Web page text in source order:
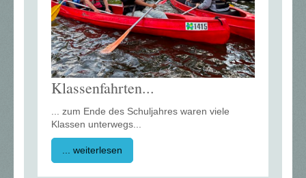
Klassenfahrten...
... zum Ende des Schuljahres waren viele
Klassen unterwegs...
... weiterlesen